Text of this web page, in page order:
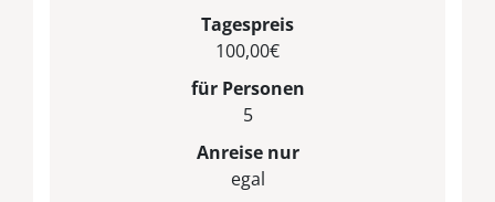
Tagespreis
100,00€
für Personen
5
Anreise nur
egal